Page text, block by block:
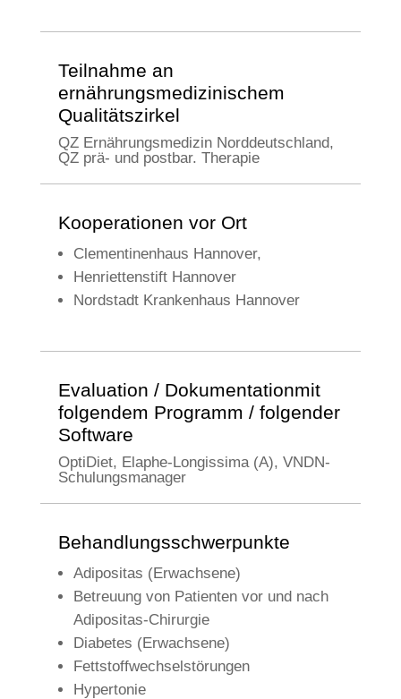
Teilnahme an
ernährungsmedizinischem
Qualitätszirkel
QZ Ernährungsmedizin Norddeutschland,
QZ prä- und postbar. Therapie
Kooperationen vor Ort
Clementinenhaus Hannover,
Henriettenstift Hannover
Nordstadt Krankenhaus Hannover
Evaluation / Dokumentationmit
folgendem Programm / folgender
Software
OptiDiet, Elaphe-Longissima (A), VNDN-
Schulungsmanager
Behandlungsschwerpunkte
Adipositas (Erwachsene)
Betreuung von Patienten vor und nach
Adipositas-Chirurgie
Diabetes (Erwachsene)
Fettstoffwechselstörungen
Hypertonie